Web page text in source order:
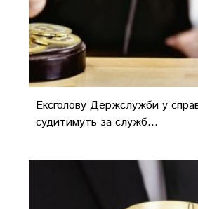
Ексголову Держслужби у
судитимуть за служб...